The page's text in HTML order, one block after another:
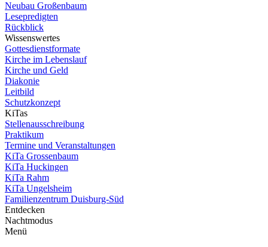
Neubau Großenbaum
Lesepredigten
Rückblick
Wissenswertes
Gottesdienstformate
Kirche im Lebenslauf
Kirche und Geld
Diakonie
Leitbild
Schutzkonzept
KiTas
Stellenausschreibung
Praktikum
Termine und Veranstaltungen
KiTa Grossenbaum
KiTa Huckingen
KiTa Rahm
KiTa Ungelsheim
Familienzentrum Duisburg-Süd
Entdecken
Nachtmodus
Menü